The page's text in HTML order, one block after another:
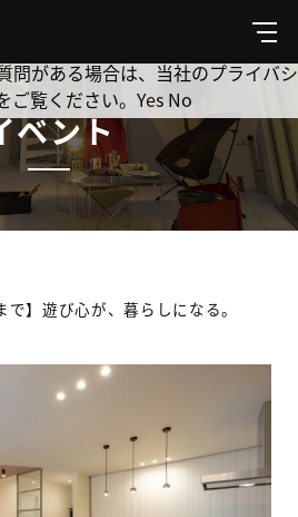
メ
ニ
ュ
ベント
で】遊び心が、暮らしになる。
様の活動を追跡してもよろしいです
イバシーを極めて重視しています。
問がある場合は、当社のプライバシ
ご覧ください。 Yes No